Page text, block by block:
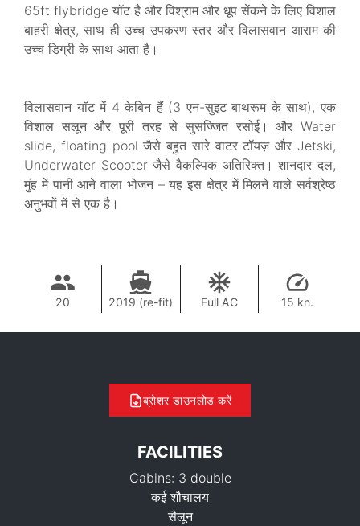
65ft flybridge यॉट है और विश्राम और धूप सेंकने के लिए विशाल
बाहरी क्षेत्र, साथ ही उच्च उपकरण स्तर और विलासवान आराम की
उच्च डिग्री के साथ आता है।
विलासवान यॉट में 4 केबिन हैं (3 एन-सुइट बाथरूम के साथ), एक
विशाल सलून और पूरी तरह से सुसज्जित रसोई। और Water
slide, floating pool जैसे बहुत सारे वाटर टॉयज़ और Jetski,
Underwater Scooter जैसे वैकल्पिक अतिरिक्त। शानदार दल,
मुंह में पानी आने वाला भोजन – यह इस क्षेत्र में मिलने वाले सर्वश्रेष्ठ
अनुभवों में से एक है।
20 2019 (re-fit) Full AC 15 kn.
ब्रोशर डाउनलोड करें
FACILITIES
Cabins: 3 double
कई शौचालय
सैलून